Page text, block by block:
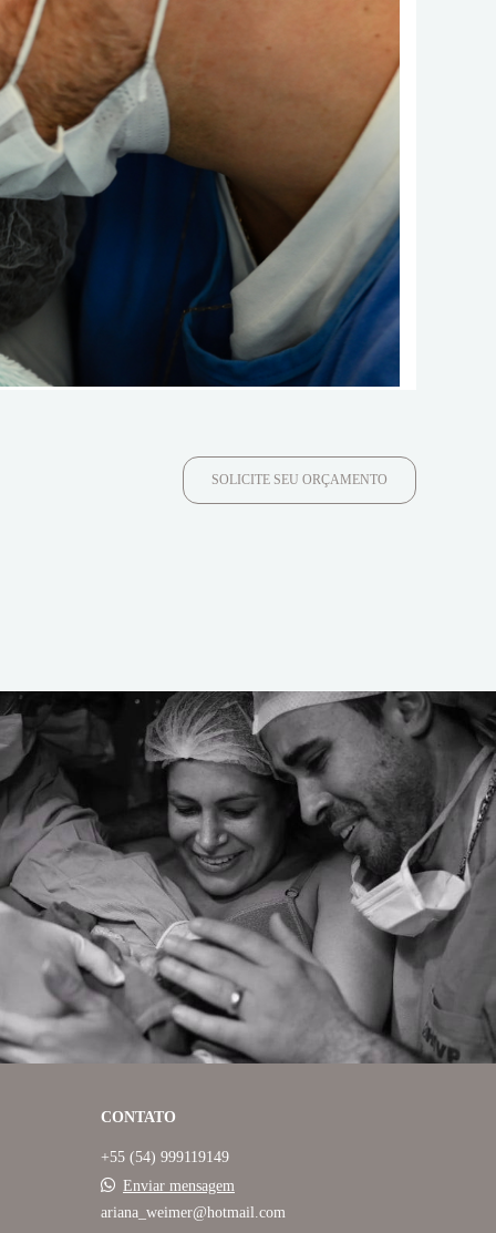
SOLICITE SEU ORÇAMENTO
2337
CONTATO
+55 (54) 999119149
Enviar mensagem
ariana_weimer@hotmail.com